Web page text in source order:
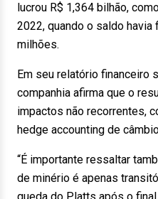
lucrou R$ 1,364 bilhão,
2022, quando o saldo
milhões.
Em seu relatório financeiro
companhia afirma que o
impactos não recorrentes,
hedge accounting de
“É importante ressaltar
de minério é apenas